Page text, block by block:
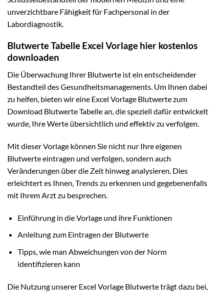
unverzichtbare Fähigkeit für Fachpersonal in der
Labordiagnostik.
Blutwerte Tabelle Excel Vorlage hier kostenlos
downloaden
Die Überwachung Ihrer Blutwerte ist ein entscheidender
Bestandteil des Gesundheitsmanagements. Um Ihnen dabei
zu helfen, bieten wir eine Excel Vorlage Blutwerte zum
Download Blutwerte Tabelle an, die speziell dafür entwickelt
wurde, Ihre Werte übersichtlich und effektiv zu verfolgen.
Mit dieser Vorlage können Sie nicht nur Ihre eigenen
Blutwerte eintragen und verfolgen, sondern auch
Veränderungen über die Zeit hinweg analysieren. Dies
erleichtert es Ihnen, Trends zu erkennen und gegebenenfalls
mit Ihrem Arzt zu besprechen.
Einführung in die Vorlage und ihre Funktionen
Anleitung zum Eintragen der Blutwerte
Tipps, wie man Abweichungen von der Norm
identifizieren kann
Die Nutzung unserer Excel Vorlage Blutwerte trägt dazu bei,